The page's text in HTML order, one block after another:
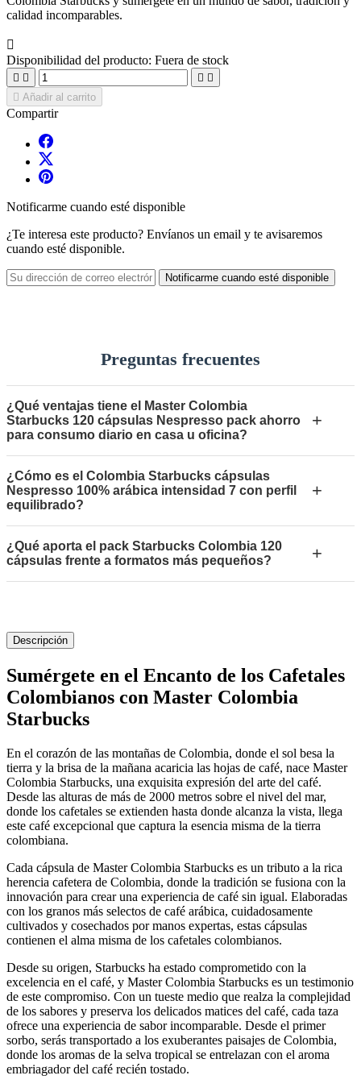
calidad incomparables.

Disponibilidad del producto: Fuera de stock
   
 Añadir al carrito
Compartir
Notificarme cuando esté disponible
¿Te interesa este producto? Envíanos un email y te avisaremos
cuando esté disponible.
Notificarme cuando esté disponible
Preguntas frecuentes
¿Qué ventajas tiene el Master Colombia
Starbucks 120 cápsulas Nespresso pack ahorro
para consumo diario en casa u oficina?
+
¿Cómo es el Colombia Starbucks cápsulas
Nespresso 100% arábica intensidad 7 con perfil
equilibrado?
+
¿Qué aporta el pack Starbucks Colombia 120
cápsulas frente a formatos más pequeños?
+
Descripción
Sumérgete en el Encanto de los Cafetales
Colombianos con Master Colombia
Starbucks
En el corazón de las montañas de Colombia, donde el sol besa la
tierra y la brisa de la mañana acaricia las hojas de café, nace Master
Colombia Starbucks, una exquisita expresión del arte del café.
Desde las alturas de más de 2000 metros sobre el nivel del mar,
donde los cafetales se extienden hasta donde alcanza la vista, llega
este café excepcional que captura la esencia misma de la tierra
colombiana.
Cada cápsula de Master Colombia Starbucks es un tributo a la rica
herencia cafetera de Colombia, donde la tradición se fusiona con la
innovación para crear una experiencia de café sin igual. Elaboradas
con los granos más selectos de café arábica, cuidadosamente
cultivados y cosechados por manos expertas, estas cápsulas
contienen el alma misma de los cafetales colombianos.
Desde su origen, Starbucks ha estado comprometido con la
excelencia en el café, y Master Colombia Starbucks es un testimonio
de este compromiso. Con un tueste medio que realza la complejidad
de los sabores y preserva los delicados matices del café, cada taza
ofrece una experiencia de sabor incomparable. Desde el primer
sorbo, serás transportado a los exuberantes paisajes de Colombia,
donde los aromas de la selva tropical se entrelazan con el aroma
embriagador del café recién tostado.